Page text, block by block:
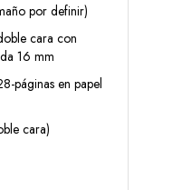
por definir)
cara con
16 mm
páginas en papel
cara)